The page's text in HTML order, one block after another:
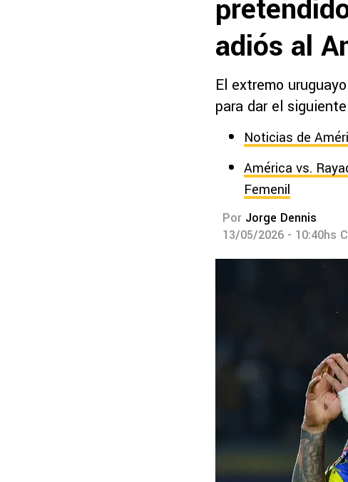
adiós al
El extremo
para dar el
Noticias de
América vs.
Femenil
Por Jorge Dennis
13/05/2026 - 10:40hs